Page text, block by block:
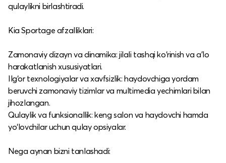
qulaylikni birlashtiradi.​
Kia Sportage afzalliklari:
Zamonaviy dizayn va dinamika: jilali tashqi ko‘rinish va a’lo
harakatlanish xususiyatlari.​
Ilg‘or texnologiyalar va xavfsizlik: haydovchiga yordam
beruvchi zamonaviy tizimlar va multimedia yechimlari bilan
jihozlangan.​
Qulaylik va funksionallik: keng salon va haydovchi hamda
yo‘lovchilar uchun qulay opsiyalar.​
Nega aynan bizni tanlashadi: